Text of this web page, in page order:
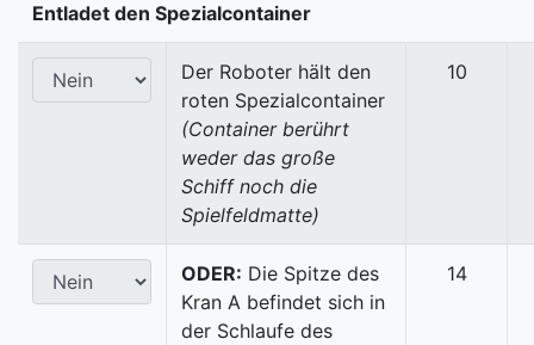
Entladet den Spezialcontainer
Der Roboter hält den
roten Spezialcontainer
(Container berührt
weder das große
Schiff noch die
Spielfeldmatte)
10
ODER: Die Spitze des
Kran A befindet sich in
der Schlaufe des
14